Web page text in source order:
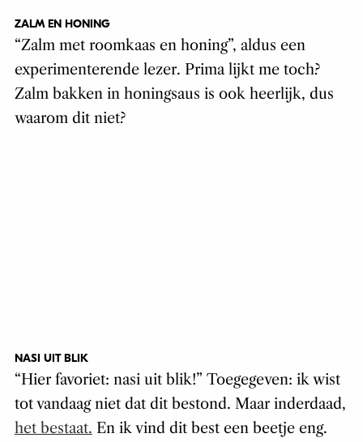
ZALM EN HONING
“Zalm met roomkaas en honing”, aldus een
experimenterende lezer. Prima lijkt me toch?
Zalm bakken in honingsaus is ook heerlijk, dus
waarom dit niet?
NASI UIT BLIK
“Hier favoriet: nasi uit blik!” Toegegeven: ik wist
tot vandaag niet dat dit bestond. Maar inderdaad,
het bestaat. En ik vind dit best een beetje eng.